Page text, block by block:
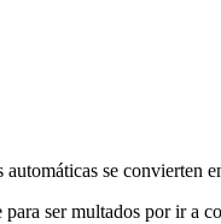
se convierten
ser multados por ir a